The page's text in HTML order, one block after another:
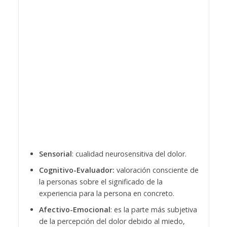
Sensorial: cualidad neurosensitiva del dolor.
Cognitivo-Evaluador: valoración consciente de
la personas sobre el significado de la
experiencia para la persona en concreto.
Afectivo-Emocional: es la parte más subjetiva
de la percepción del dolor debido al miedo,